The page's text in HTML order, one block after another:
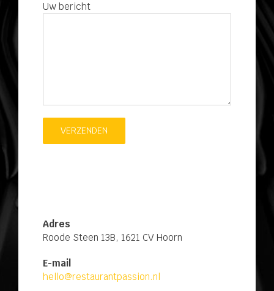
Uw bericht
Adres
Roode Steen 13B, 1621 CV Hoorn
E-mail
hello@restaurantpassion.nl